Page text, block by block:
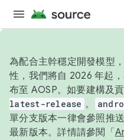
為配合主幹穩定開發模型
性，我們將自 2026 年起
布至 AOSP。如要建構及
latest-release 。
單分支版本一律會參照推
最新版本。詳情請參閱「